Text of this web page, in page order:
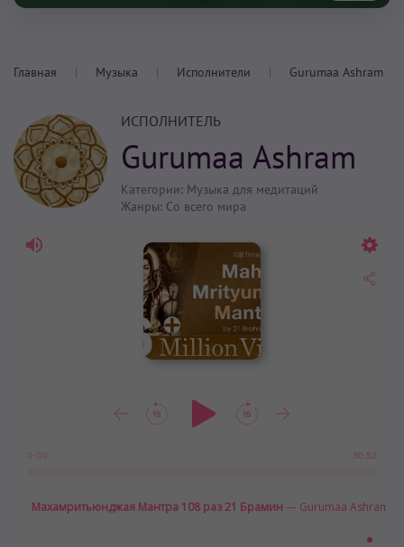
Главная Музыка Исполнители Gurumaa Ashram
ИСПОЛНИТЕЛЬ
Gurumaa Ashram
Категории: Музыка для медитаций
Жанры: Со всего мира
0:00 30:52
Махамритьюнджая Мантра 108 раз 21 Брамин— Gurumaa Ashram